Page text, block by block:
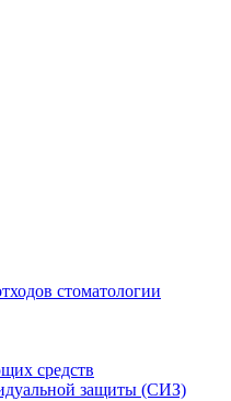
стоматологии
средств
защиты (СИЗ)